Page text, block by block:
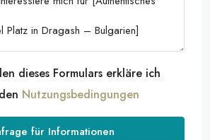
dieses Formulars erkläre ich
Nutzungsbedingungen
für Informationen